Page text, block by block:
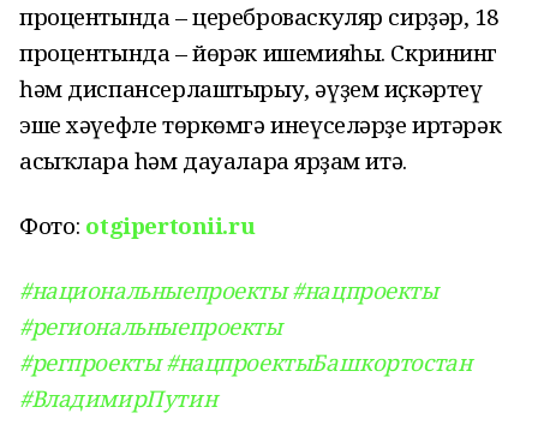
процентында – цереброваскуляр сирҙәр, 18
процентында – йөрәк ишемияһы. Скрининг
һәм диспансерлаштырыу, әүҙем иҫкәртеү
эше хәүефле төркөмгә инеүселәрҙе иртәрәк
асыҡларға һәм дауаларға ярҙам итә.
Фото: otgipertonii.ru
#национальныепроекты #нацпроекты
#региональныепроекты
#регпроекты #нацпроектыБашкортостан
#ВладимирПутин